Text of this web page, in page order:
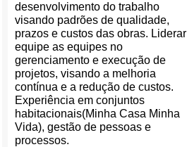
desenvolvimento do trabalho
visando padrões de qualidade,
prazos e custos das obras. Liderar
equipe as equipes no
gerenciamento e execução de
projetos, visando a melhoria
contínua e a redução de custos.
Experiência em conjuntos
habitacionais(Minha Casa Minha
Vida), gestão de pessoas e
processos.